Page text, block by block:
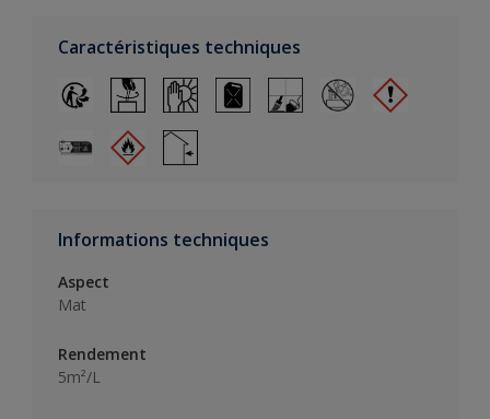
Caractéristiques techniques
Informations techniques
Aspect
Mat
Rendement
5m²/L